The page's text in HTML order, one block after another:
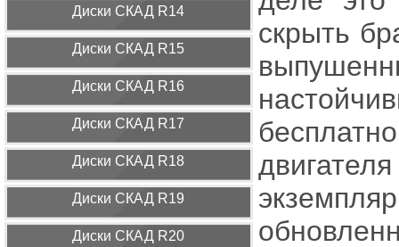
Диcки СКАД R14
Диcки СКАД R15
Диcки СКАД R16
Диcки СКАД R17
Диcки СКАД R18
Диcки СКАД R19
Диcки СКАД R20
скрыть